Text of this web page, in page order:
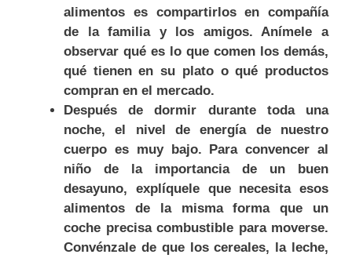
alimentos es compartirlos en compañía
de la familia y los amigos. Anímele a
observar qué es lo que comen los demás,
qué tienen en su plato o qué productos
compran en el mercado.
Después de dormir durante toda una
noche, el nivel de energía de nuestro
cuerpo es muy bajo. Para convencer al
niño de la importancia de un buen
desayuno, explíquele que necesita esos
alimentos de la misma forma que un
coche precisa combustible para moverse.
Convénzale de que los cereales, la leche,